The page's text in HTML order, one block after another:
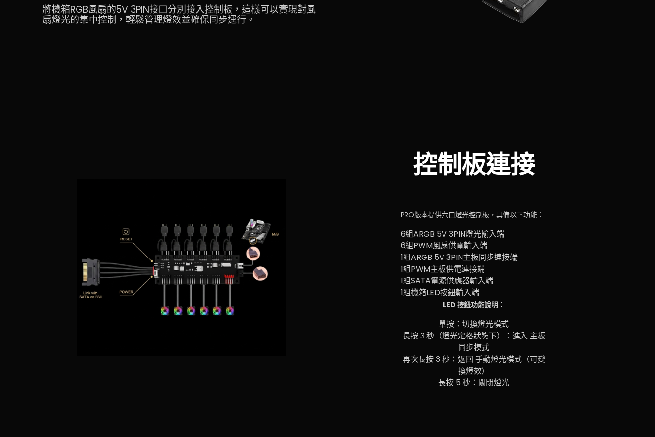
將機箱RGB風扇的5V 3PIN接口分別接入控制板，這樣可以實現對風
扇燈光的集中控制，輕鬆管理燈效並確保同步運行。
控制板連接
PRO版本提供六口燈光控制板，具備以下功能：
6組ARGB 5V 3PIN燈光輸入端
6組PWM風扇供電輸入端
1組ARGB 5V 3PIN主板同步連接端
1組PWM主板供電連接端
1組SATA電源供應器輸入端
1組機箱LED按鈕輸入端
LED 按鈕功能說明：
單按：切換燈光模式
長按 3 秒（燈光定格狀態下）：進入 主板
同步模式
再次長按 3 秒：返回 手動燈光模式（可變
換燈效）
長按 5 秒：關閉燈光